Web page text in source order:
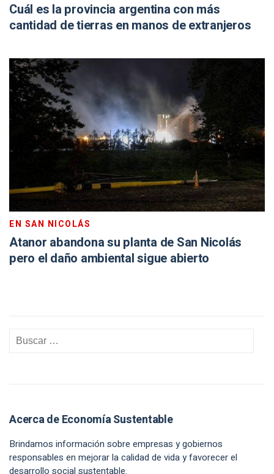
Cuál es la provincia argentina con más
cantidad de tierras en manos de extranjeros
EN SAN NICOLÁS
Atanor abandona su planta de San Nicolás
pero el daño ambiental sigue abierto
Acerca de Economía Sustentable
Brindamos información sobre empresas y gobiernos
responsables en mejorar la calidad de vida y favorecer el
desarrollo social sustentable.